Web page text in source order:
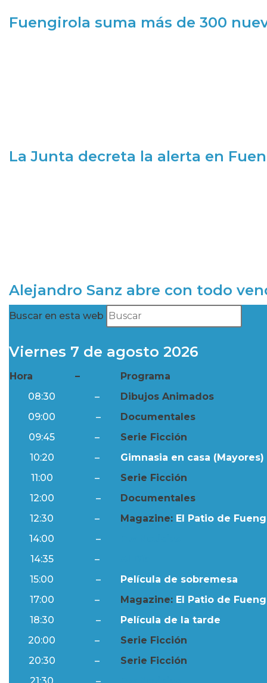
Fuengirola suma más de 300
La Junta decreta la alerta en
Alejandro Sanz abre con todo
Buscar en esta web
Viernes 7 de agosto 2026
Hora –
Programa
08:30
–
Dibujos Animados
09:00
–
Documentales
09:45
–
Serie Ficción
10:20
–
Gimnasia en casa (Mayores)
11:00
–
Serie Ficción
12:00
–
Documentales
12:30
– Magazine: El Patio de
14:00
–
14:35
–
15:00
–
Película de sobremesa
17:00
– Magazine: El Patio de
18:30
–
Película de la tarde
20:00
–
Serie Ficción
20:30
–
Serie Ficción
21:30
–